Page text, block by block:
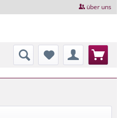
über uns